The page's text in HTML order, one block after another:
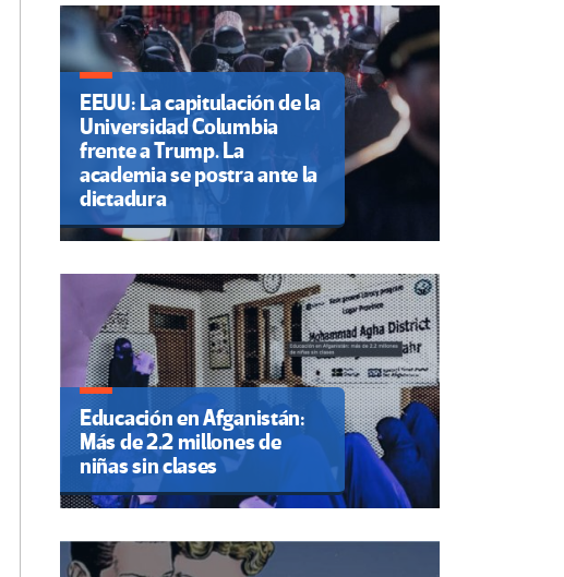
EEUU: La capitulación de la
Universidad Columbia
frente a Trump. La
academia se postra ante la
dictadura
Educación en Afganistán:
Más de 2.2 millones de
niñas sin clases